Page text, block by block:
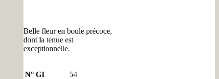
Belle fleur en boule précoce,
dont la tenue est
exceptionnelle.
N° GI 54